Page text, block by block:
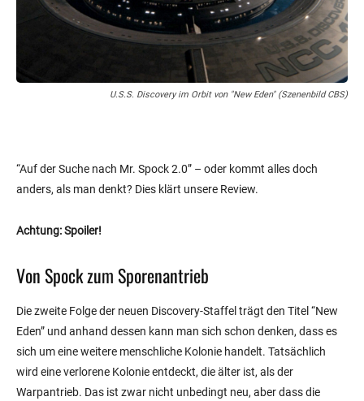
U.S.S. Discovery im Orbit von "New Eden" (Szenenbild CBS)
“Auf der Suche nach Mr. Spock 2.0” – oder kommt alles doch
anders, als man denkt? Dies klärt unsere Review.
Achtung: Spoiler!
Von Spock zum Sporenantrieb
Die zweite Folge der neuen Discovery-Staffel trägt den Titel “New
Eden” und anhand dessen kann man sich schon denken, dass es
sich um eine weitere menschliche Kolonie handelt. Tatsächlich
wird eine verlorene Kolonie entdeckt, die älter ist, als der
Warpantrieb. Das ist zwar nicht unbedingt neu, aber dass die